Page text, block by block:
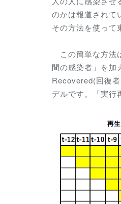
のかは報道されて
その方法を使って
この簡単な方法
間の感染者」を
Recovered(回復
デルです。「実行